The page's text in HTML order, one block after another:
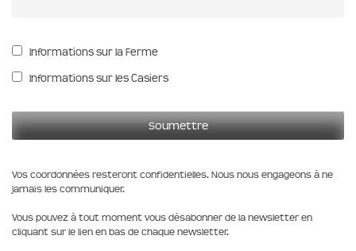
Informations sur la Ferme
Informations sur les Casiers
Vos coordonnées resteront confidentielles. Nous nous engageons à ne
jamais les communiquer.
Vous pouvez à tout moment vous désabonner de la newsletter en
cliquant sur le lien en bas de chaque newsletter.